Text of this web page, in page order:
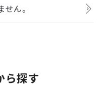
ん。
ら探す